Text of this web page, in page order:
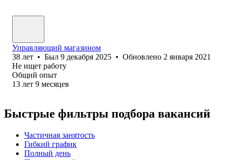
Управляющий магазином
38 лет • Был 9 декабря 2025 • Обновлено 2 января 2021
Не ищет работу
Общий опыт
13 лет 9 месяцев
Быстрые фильтры подбора вакансий
Частичная занятость
Гибкий график
Полный день